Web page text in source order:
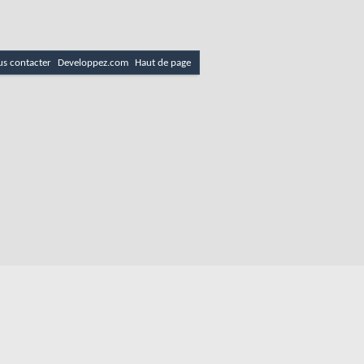
contacter Developpez.com Haut de page